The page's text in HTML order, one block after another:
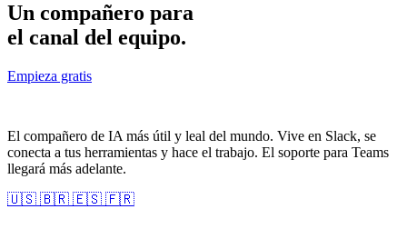
Un compañero para
el canal del equipo.
Empieza gratis
El compañero de IA más útil y leal del mundo. Vive en Slack, se
conecta a tus herramientas y hace el trabajo. El soporte para Teams
llegará más adelante.
🇺🇸 🇧🇷 🇪🇸 🇫🇷